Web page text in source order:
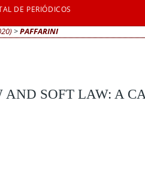
DE PERIÓDICOS
>PAFFARINI
SOFT LAW: A